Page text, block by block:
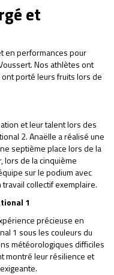
et
en performances pour
Nos athlètes ont
porté leurs fruits lors de
et leur talent lors des
2. Anaëlle a réalisé une
septième place lors de la
lors de la cinquième
sur le podium avec
collectif exemplaire.
1
précieuse en
1 sous les couleurs du
météorologiques difficiles
montré leur résilience et